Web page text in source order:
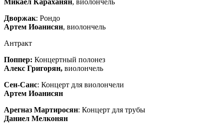
Дворжак: Рондо
Артем Иоанисян, виолончель
Антракт
Поппер: Концертный полонез
Алекс Григорян, виолончель
Сен-Санс: Концерт для виолончели
Артем Иоанисян
Арегназ Мартиросян: Концерт для трубы
Даниел Мелконян